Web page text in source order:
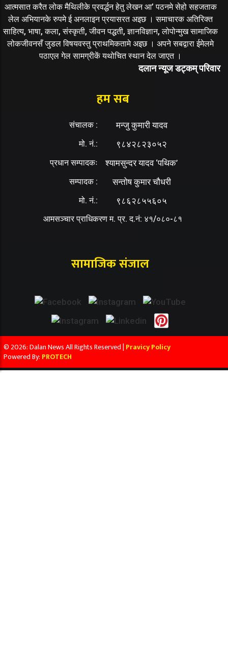
आत्मसात करैत लोक मैथिलीके प्रवर्द्धन हेतु लेखन आ’ पठनमे सेहो सहजताक
लेल अभियानके रुपमे ई अनलाइन प्रयासरत अइछ । समाचारक अतिरिक्त
साहित्य, भाषा, कला, संस्कृती, जीवन पद्धती, ज्ञानविज्ञान, लोपोन्मुख सामाजिक
लोकजीवनसँ जुडल विषयवस्तु प्राथमिकतामे अइछ । अपने सबद्वारा ईमेलमे
पठाएल गेल सामग्रीकें यथोचित स्थान देल जाएत ।
दलान न्यूज डट्कम् परिवार
हम सब
संचालक : मन्जु कुमारी यादव
मो. नं.: ९८४२८२३०५२
प्रधान सम्पादकः श्यामसुन्दर यादव ‘पथिक’
सम्पादक : सन्तोष कुमार चौधरी
मो. नं.: ९८६२८५५६०५
आमसञ्चार प्राधिकरण म. प्र. द.नं: ४१/०८०-८१
सामाजिक संजाल
© 2026: Dalan News All Rights Reserved | Pravicy Policy
Powered By: PROTECH